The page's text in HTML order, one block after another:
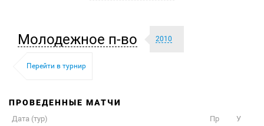
Молодежное п-во 2010
Перейти в турнир
ПРОВЕДЕННЫЕ МАТЧИ
Дата (тур) Пр
У